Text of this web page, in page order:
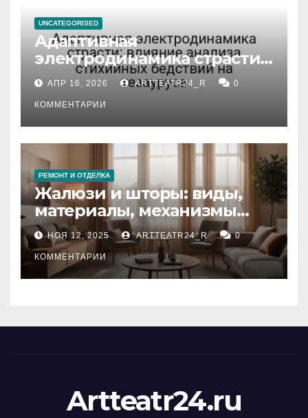
UNCATEGORISED
Адаптивная
электродинамика страсти:
влияние анализа
стихийных бедствий на
тезауруса
АПР 16, 2026 ARTTEATR24_R 0
КОММЕНТАРИИ
РЕМОНТ И ОТДЕЛКА
Жалюзи и шторы: виды,
материалы, механизмы
управления и уход
НОЯ 12, 2025 ARTTEATR24_R 0
КОММЕНТАРИИ
Artteatr24.ru